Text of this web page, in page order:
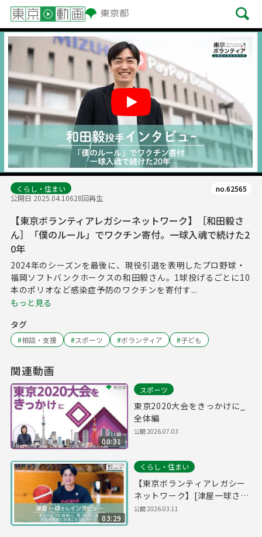
Play
くらし・住まい
公開日 2025.04.10628回再生
no.62565
【東京ボランティアレガシーネットワーク】［和田毅さ
ん］「僕のルール」でワクチン寄付。一球入魂で続けた2
0年
2024年のシーズンを最後に、現役引退を表明したプロ野球・
福岡ソフトバンクホークスの和田毅さん。1球投げるごとに10
本のポリオなど感染症予防のワクチンを寄付す...
もっと見る
タグ
#相談・支援 #スポーツ #ボランティア #子ども
関連動画
00:31
スポーツ
東京2020大会をきっかけに_
全体編
公開2026.07.03
03:29
くらし・住まい
【東京ボランティアレガシー
ネットワーク】[津屋一球さ
ん]デフバスケと出会い、気づ
公開2026.03.11